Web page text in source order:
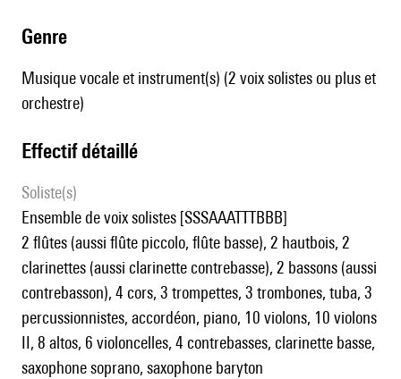
genre
Musique vocale et instrument(s) (2 voix solistes ou plus et
orchestre)
effectif détaillé
Soliste(s)
ensemble de voix solistes [SSSAAATTTBBB]
2 flûtes (aussi flûte piccolo, flûte basse), 2 hautbois, 2
clarinettes (aussi clarinette contrebasse), 2 bassons (aussi
contrebasson), 4 cors, 3 trompettes, 3 trombones, tuba, 3
percussionnistes, accordéon, piano, 10 violons, 10 violons
II, 8 altos, 6 violoncelles, 4 contrebasses, clarinette basse,
saxophone soprano, saxophone baryton